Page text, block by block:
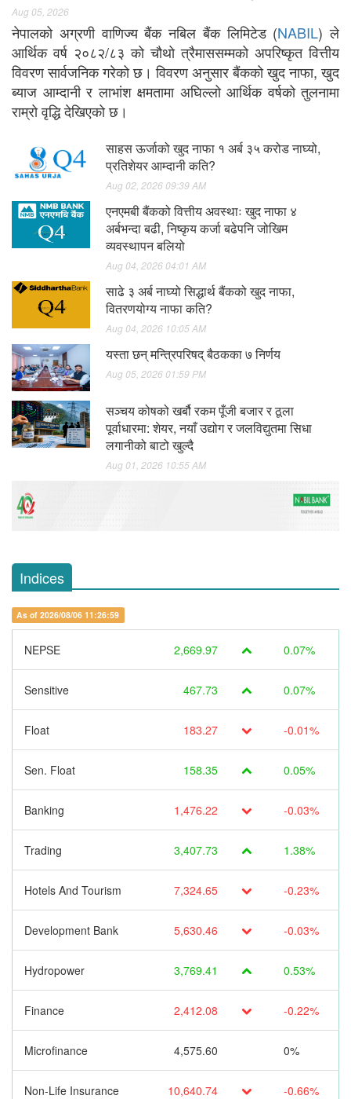
Aug 05, 2026
नेपालको अग्रणी वाणिज्य बैंक नबिल बैंक लिमिटेड (NABIL) ले
आर्थिक वर्ष २०८२/८३ को चौथो त्रैमाससम्मको अपरिष्कृत वित्तीय
विवरण सार्वजनिक गरेको छ। विवरण अनुसार बैंकको खुद नाफा, खुद
ब्याज आम्दानी र लाभांश क्षमतामा अघिल्लो आर्थिक वर्षको तुलनामा
राम्रो वृद्धि देखिएको छ।
साहस ऊर्जाको खुद नाफा १ अर्ब ३५ करोड नाघ्यो,
प्रतिशेयर आम्दानी कति?
Aug 02, 2026 09:39 AM
एनएमबी बैंकको वित्तीय अवस्थाः खुद नाफा ४
अर्बभन्दा बढी, निष्कृय कर्जा बढेपनि जोखिम
व्यवस्थापन बलियो
Aug 04, 2026 04:01 AM
साढे ३ अर्ब नाघ्यो सिद्धार्थ बैंकको खुद नाफा,
वितरणयोग्य नाफा कति?
Aug 04, 2026 10:05 AM
यस्ता छन् मन्त्रिपरिषद् बैठकका ७ निर्णय
Aug 05, 2026 01:59 PM
सञ्चय कोषको खर्बौ रकम पूँजी बजार र ठूला
पूर्वाधारमा: शेयर, नयाँ उद्योग र जलविद्युतमा सिधा
लगानीको बाटो खुल्दै
Aug 01, 2026 10:55 AM
Indices
As of 2026/08/06 11:26:59
NEPSE 2,669.97 0.07%
Sensitive 467.73 0.07%
Float 183.27 -0.01%
Sen. Float 158.35 0.05%
Banking 1,476.22 -0.03%
Trading 3,407.73 1.38%
Hotels And Tourism 7,324.65 -0.23%
Development Bank 5,630.46 -0.03%
Hydropower 3,769.41 0.53%
Finance 2,412.08 -0.22%
Microfinance 4,575.60 0%
Non-Life Insurance 10,640.74 -0.66%